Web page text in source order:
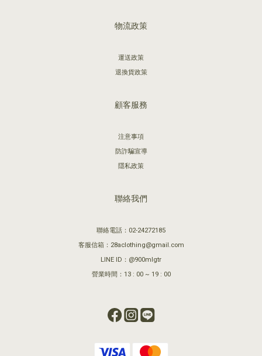
物流政策
運送政策
退換貨政策
顧客服務
注意事項
防詐騙宣導
隱私政策
聯絡我們
聯絡電話：02-24272185
客服信箱：28aclothing@gmail.com
LINE ID：@900mlgtr
營業時間：13 : 00 ~ 19 : 00